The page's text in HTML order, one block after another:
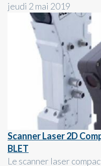
jeudi 2 mai 2019
Scanner Laser 2D
BLET
Le scanner laser